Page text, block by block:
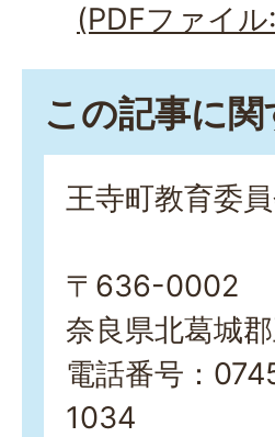
(PDFファイ
この記事に
王寺町教育委
〒636-0002
奈良県北葛城
電話番号：
1034